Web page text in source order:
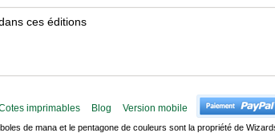
ces éditions
imprimables Blog Version mobile
de mana et le pentagone de couleurs sont la propriété de